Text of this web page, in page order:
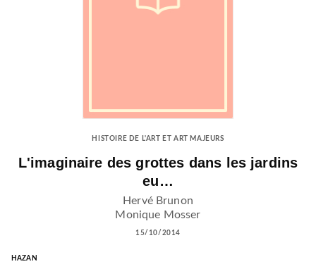
HISTOIRE DE L'ART ET ART MAJEURS
L'imaginaire des grottes dans les jardins
eu…
Hervé Brunon
Monique Mosser
15/10/2014
HAZAN